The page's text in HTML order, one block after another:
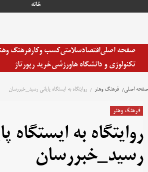
خانه
صفحه اصلیاقتصادسلامتیکسب وکارفرهنگ
تکنولوژی و دانشگاه هاورزشیخرید رپورتاژ
صفحه اصلی فرهنگ وهنر روایتگاه به ایستگاه پایانی رسید_خبررسان
فرهنگ وهنر
روایتگاه به ایستگاه
رسید_خبررسان